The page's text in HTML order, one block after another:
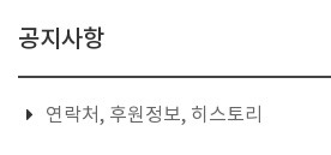
공지사항
연락처, 후원정보, 히스토리